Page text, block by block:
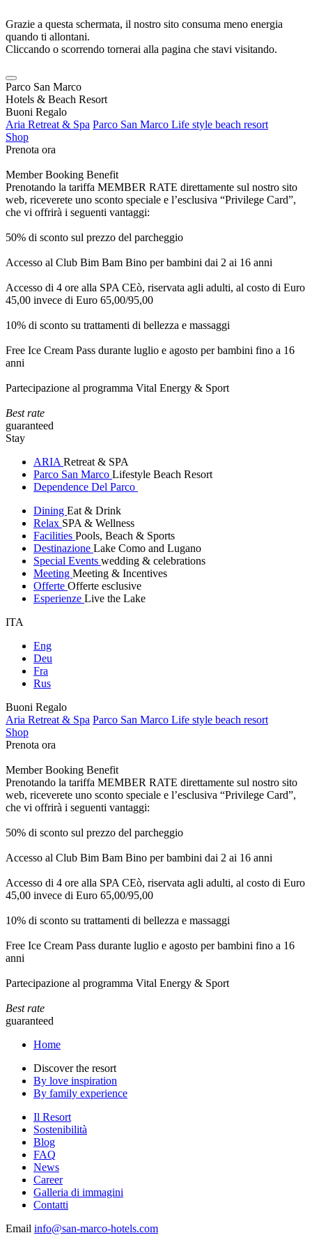
Grazie a questa schermata, il nostro sito consuma meno energia
quando ti allontani.
Cliccando o scorrendo tornerai alla pagina che stavi visitando.
Parco San Marco
Hotels & Beach Resort
Buoni Regalo
Aria Retreat & Spa Parco San Marco Life style beach resort
Shop
Prenota ora
Member Booking Benefit
Prenotando la tariffa MEMBER RATE direttamente sul nostro sito
web, riceverete uno sconto speciale e l’esclusiva “Privilege Card”,
che vi offrirà i seguenti vantaggi:
50% di sconto sul prezzo del parcheggio
Accesso al Club Bim Bam Bino per bambini dai 2 ai 16 anni
Accesso di 4 ore alla SPA CEò, riservata agli adulti, al costo di Euro
45,00 invece di Euro 65,00/95,00
10% di sconto su trattamenti di bellezza e massaggi
Free Ice Cream Pass durante luglio e agosto per bambini fino a 16
anni
Partecipazione al programma Vital Energy & Sport
Best rate
guaranteed
Stay
ARIA Retreat & SPA
Parco San Marco Lifestyle Beach Resort
Dependence Del Parco
Dining Eat & Drink
Relax SPA & Wellness
Facilities Pools, Beach & Sports
Destinazione Lake Como and Lugano
Special Events wedding & celebrations
Meeting Meeting & Incentives
Offerte Offerte esclusive
Esperienze Live the Lake
ITA
Eng
Deu
Fra
Rus
Buoni Regalo
Aria Retreat & Spa Parco San Marco Life style beach resort
Shop
Prenota ora
Member Booking Benefit
Prenotando la tariffa MEMBER RATE direttamente sul nostro sito
web, riceverete uno sconto speciale e l’esclusiva “Privilege Card”,
che vi offrirà i seguenti vantaggi:
50% di sconto sul prezzo del parcheggio
Accesso al Club Bim Bam Bino per bambini dai 2 ai 16 anni
Accesso di 4 ore alla SPA CEò, riservata agli adulti, al costo di Euro
45,00 invece di Euro 65,00/95,00
10% di sconto su trattamenti di bellezza e massaggi
Free Ice Cream Pass durante luglio e agosto per bambini fino a 16
anni
Partecipazione al programma Vital Energy & Sport
Best rate
guaranteed
Home
Discover the resort
By love inspiration
By family experience
Il Resort
Sostenibilità
Blog
FAQ
News
Career
Galleria di immagini
Contatti
Email info@san-marco-hotels.com